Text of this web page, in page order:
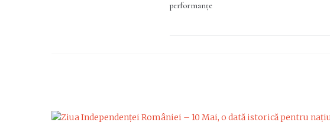
performanțe